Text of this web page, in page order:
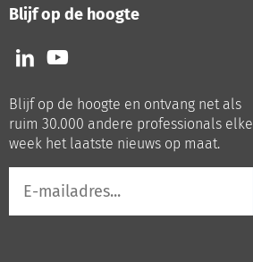
Blijf op de hoogte
Volg
ons
LinkedIn
Volg
ons
Youtube
Blijf op de hoogte en ontvang net als
ruim 30.000 andere professionals elke
week het laatste nieuws op maat.
mailadres